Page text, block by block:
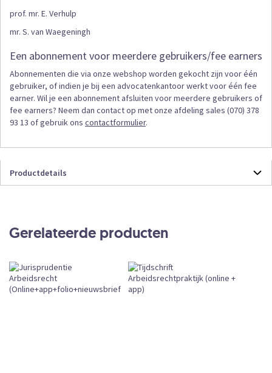
prof. mr. E. Verhulp
mr. S. van Waegeningh
Een abonnement voor meerdere gebruikers/fee earners
Abonnementen die via onze webshop worden gekocht zijn voor één
gebruiker, of indien je bij een advocatenkantoor werkt voor één fee
earner. Wil je een abonnement afsluiten voor meerdere gebruikers of
fee earners? Neem dan contact op met onze afdeling sales (070) 378
93 13 of gebruik ons contactformulier.
Productdetails
Abonnement
Gerelateerde producten